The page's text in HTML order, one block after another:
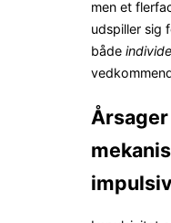
men et
udspiller sig
både